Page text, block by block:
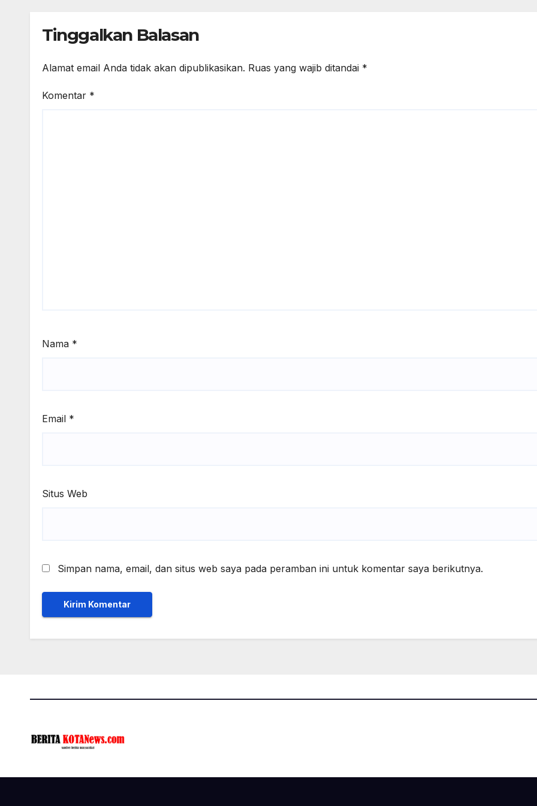
Mitra Polri Sebagai
(Profesor) dalam
Pembangunan
Tinggalkan Balasan
Alamat email Anda tidak akan dipublikasikan. Ruas yang wajib ditandai *
Komentar *
Nama *
Email *
Situs Web
Simpan nama, email, dan situs web saya pada peramban ini untuk komentar saya berikutnya.